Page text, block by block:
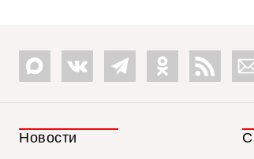
Новости